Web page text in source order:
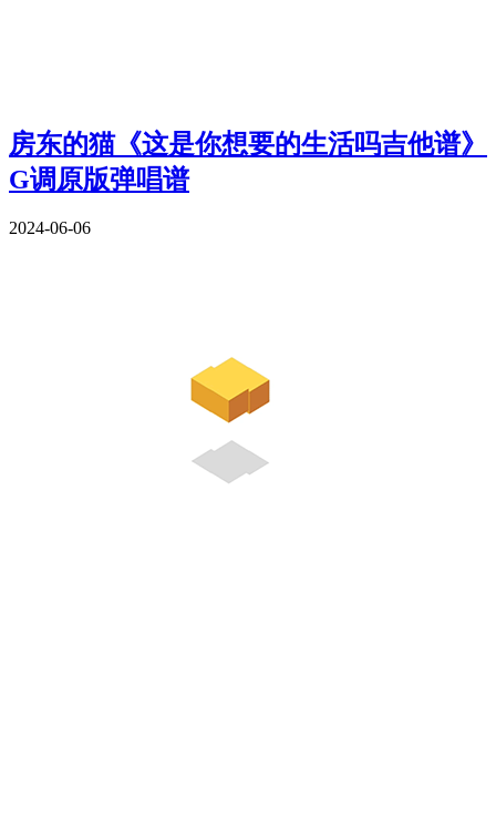
房东的猫《这是你想要的生活吗吉他谱》
G调原版弹唱谱
2024-06-06